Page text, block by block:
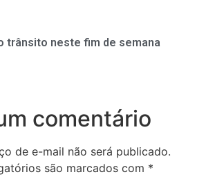
trânsito neste fim de semana
comentário
de e-mail não será publicado.
são marcados com *